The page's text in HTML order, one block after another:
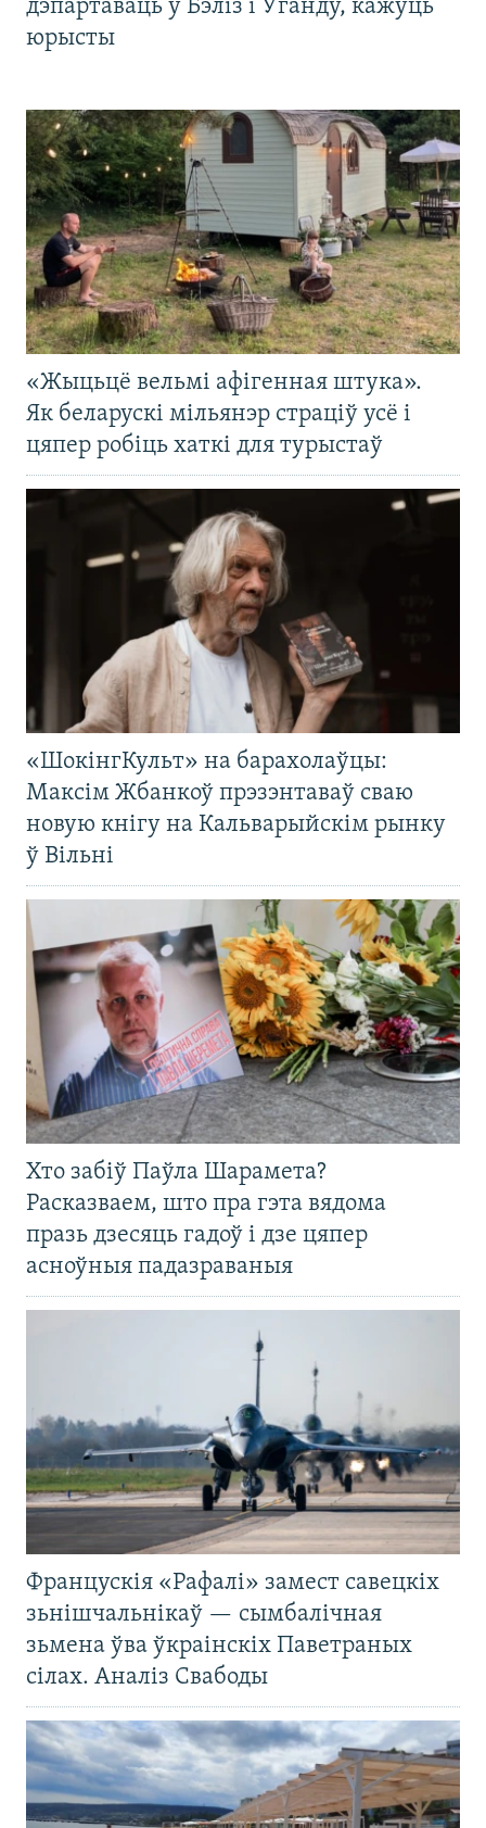
дэпартаваць у Бэліз і Ўганду, кажуць
юрысты
«Жыцьцё вельмі афігенная штука».
Як беларускі мільянэр страціў усё і
цяпер робіць хаткі для турыстаў
«ШокінгКульт» на барахолаўцы:
Максім Жбанкоў прэзэнтаваў сваю
новую кнігу на Кальварыйскім рынку
ў Вільні
Хто забіў Паўла Шарамета?
Расказваем, што пра гэта вядома
празь дзесяць гадоў і дзе цяпер
асноўныя падазраваныя
Францускія «Рафалі» замест савецкіх
зьнішчальнікаў — сымбалічная
зьмена ўва ўкраінскіх Паветраных
сілах. Аналіз Свабоды